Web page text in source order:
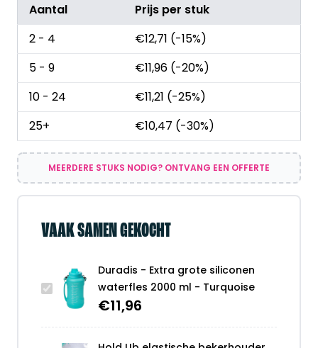
Aantal
Prijs per stuk
2 - 4
€12,71 (-15%)
5 - 9
€11,96 (-20%)
10 - 24
€11,21 (-25%)
25+
€10,47 (-30%)
MEERDERE STUKS NODIG? ONTVANG EEN OFFERTE
VAAK SAMEN GEKOCHT
Duradis - Extra grote siliconen
waterfles 2000 ml - Turquoise
€11,96